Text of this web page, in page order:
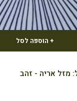
+ הוספה לסל
מזל אריה - זהב